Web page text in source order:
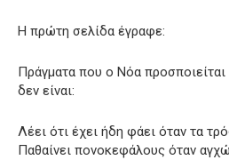
Η πρώτη σελίδα έγραφε:
Πράγματα που ο Νόα προσποιείται
δεν είναι:
Λέει ότι έχει ήδη φάει όταν τα
Παθαίνει πονοκεφάλους όταν